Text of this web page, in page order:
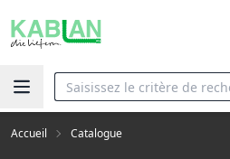
Accueil Catalogue